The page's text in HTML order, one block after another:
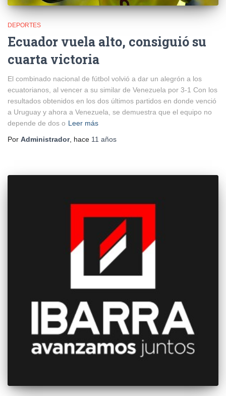
DEPORTES
Ecuador vuela alto, consiguió su
cuarta victoria
El combinado nacional de fútbol volvió a dar un alegrón a los
ecuatorianos, al vencer a su similar de Venezuela por 3-1 Con los
resultados obtenidos en los dos últimos partidos en donde venció
a Uruguay y ahora a Venezuela, se demuestra que el equipo no
depende de dos o Leer más
Por Administrador, hace 11 años